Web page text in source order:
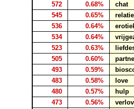
572
0.68%
chat
545
0.65%
relatie
536
0.64%
534
0.64%
523
0.63%
505
0.60%
493
0.59%
483
0.58%
love
480
0.57%
hulp
473
0.56%